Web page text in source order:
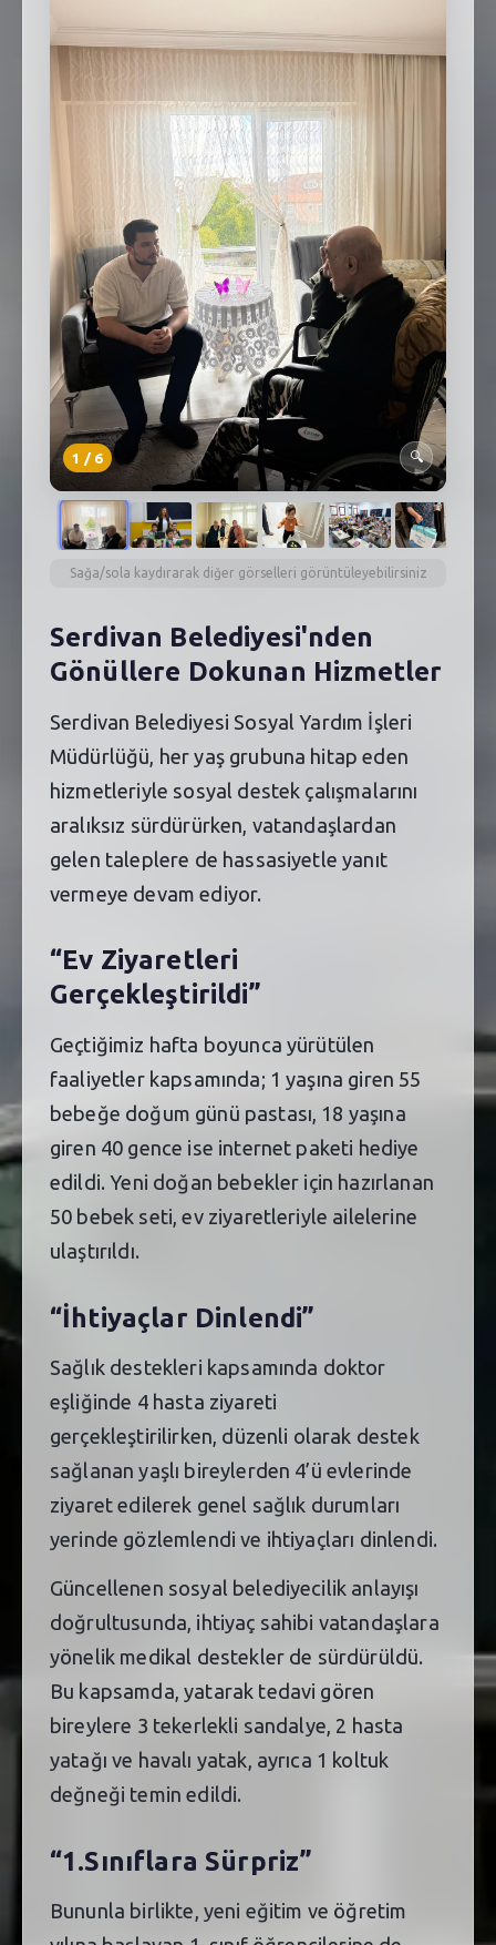
1 /6 🔍
Sağa/sola kaydırarak diğer görselleri görüntüleyebilirsiniz
Serdivan Belediyesi'nden
Gönüllere Dokunan Hizmetler
Serdivan Belediyesi Sosyal Yardım İşleri
Müdürlüğü, her yaş grubuna hitap eden
hizmetleriyle sosyal destek çalışmalarını
aralıksız sürdürürken, vatandaşlardan
gelen taleplere de hassasiyetle yanıt
vermeye devam ediyor.
“Ev Ziyaretleri
Gerçekleştirildi”
Geçtiğimiz hafta boyunca yürütülen
faaliyetler kapsamında; 1 yaşına giren 55
bebeğe doğum günü pastası, 18 yaşına
giren 40 gence ise internet paketi hediye
edildi. Yeni doğan bebekler için hazırlanan
50 bebek seti, ev ziyaretleriyle ailelerine
ulaştırıldı.
“İhtiyaçlar Dinlendi”
Sağlık destekleri kapsamında doktor
eşliğinde 4 hasta ziyareti
gerçekleştirilirken, düzenli olarak destek
sağlanan yaşlı bireylerden 4’ü evlerinde
ziyaret edilerek genel sağlık durumları
yerinde gözlemlendi ve ihtiyaçları dinlendi.
Güncellenen sosyal belediyecilik anlayışı
doğrultusunda, ihtiyaç sahibi vatandaşlara
yönelik medikal destekler de sürdürüldü.
Bu kapsamda, yatarak tedavi gören
bireylere 3 tekerlekli sandalye, 2 hasta
yatağı ve havalı yatak, ayrıca 1 koltuk
değneği temin edildi.
“1.Sınıflara Sürpriz”
Bununla birlikte, yeni eğitim ve öğretim
E NÖBETÇI ECZANELER
SABSIS - AFET
TRAFIKPARK
KÜREK
PARKLAR
PAZAR YERLERI
ATIK YÖNETIM
PLANETARYUM